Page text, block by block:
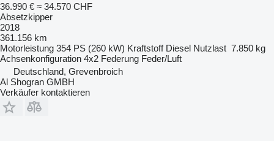
36.990 € ≈ 34.570 CHF
Absetzkipper
2018
361.156 km
Motorleistung 354 PS (260 kW) Kraftstoff Diesel Nutzlast 7.850 kg
Achsenkonfiguration 4x2 Federung Feder/Luft
Deutschland, Grevenbroich
Al Shogran GMBH
Verkäufer kontaktieren